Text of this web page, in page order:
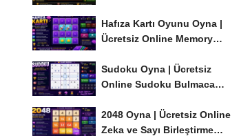
Hafıza Kartı Oyunu Oyna |
Ücretsiz Online Memory
Sudoku Oyna | Ücretsiz
Online Sudoku Bulmaca
2048 Oyna | Ücretsiz Online
Zeka ve Sayı Birleştirme